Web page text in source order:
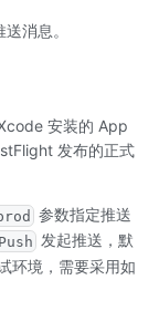
消息。
安装的 App
发布的正式
参数指定推送
Push 发起推送，默
环境，需要采用如